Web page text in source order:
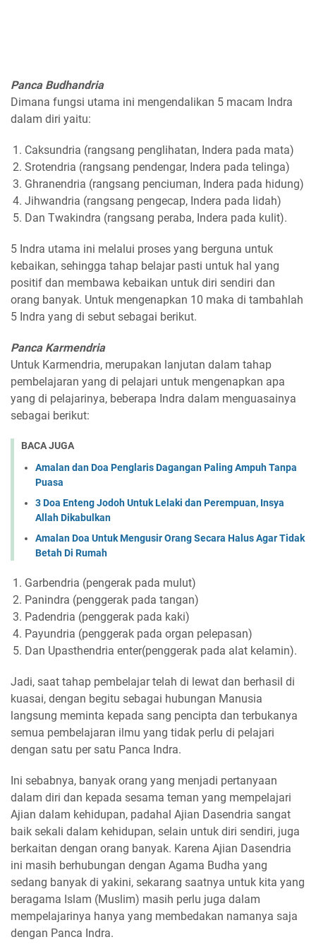
Panca Budhandria
Dimana fungsi utama ini mengendalikan 5 macam Indra
dalam diri yaitu:
Caksundria (rangsang penglihatan, Indera pada mata)
Srotendria (rangsang pendengar, Indera pada telinga)
Ghranendria (rangsang penciuman, Indera pada hidung)
Jihwandria (rangsang pengecap, Indera pada lidah)
Dan Twakindra (rangsang peraba, Indera pada kulit).
5 Indra utama ini melalui proses yang berguna untuk
kebaikan, sehingga tahap belajar pasti untuk hal yang
positif dan membawa kebaikan untuk diri sendiri dan
orang banyak. Untuk mengenapkan 10 maka di tambahlah
5 Indra yang di sebut sebagai berikut.
Panca Karmendria
Untuk Karmendria, merupakan lanjutan dalam tahap
pembelajaran yang di pelajari untuk mengenapkan apa
yang di pelajarinya, beberapa Indra dalam menguasainya
sebagai berikut:
BACA JUGA
Amalan dan Doa Penglaris Dagangan Paling Ampuh Tanpa
Puasa
3 Doa Enteng Jodoh Untuk Lelaki dan Perempuan, Insya
Allah Dikabulkan
Amalan Doa Untuk Mengusir Orang Secara Halus Agar Tidak
Betah Di Rumah
Garbendria (pengerak pada mulut)
Panindra (penggerak pada tangan)
Padendria (penggerak pada kaki)
Payundria (penggerak pada organ pelepasan)
Dan Upasthendria enter(penggerak pada alat kelamin).
Jadi, saat tahap pembelajar telah di lewat dan berhasil di
kuasai, dengan begitu sebagai hubungan Manusia
langsung meminta kepada sang pencipta dan terbukanya
semua pembelajaran ilmu yang tidak perlu di pelajari
dengan satu per satu Panca Indra.
Ini sebabnya, banyak orang yang menjadi pertanyaan
dalam diri dan kepada sesama teman yang mempelajari
Ajian dalam kehidupan, padahal Ajian Dasendria sangat
baik sekali dalam kehidupan, selain untuk diri sendiri, juga
berkaitan dengan orang banyak. Karena Ajian Dasendria
ini masih berhubungan dengan Agama Budha yang
sedang banyak di yakini, sekarang saatnya untuk kita yang
beragama Islam (Muslim) masih perlu juga dalam
mempelajarinya hanya yang membedakan namanya saja
dengan Panca Indra.